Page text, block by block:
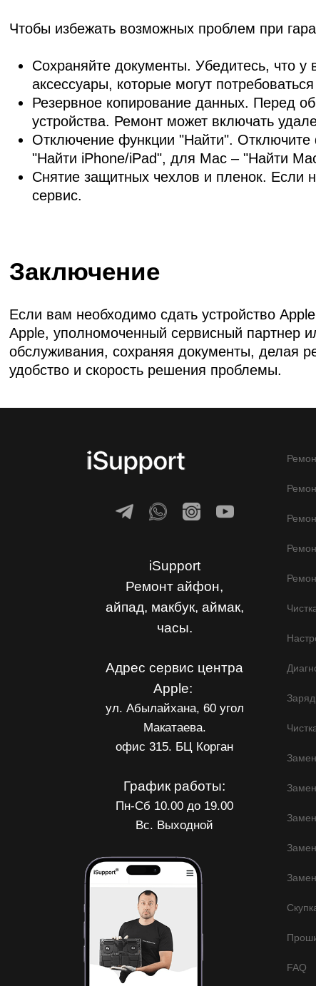
Чтобы избежать возможных проблем при
Сохраняйте документы. Убедитесь, что у
аксессуары, которые могут
Резервное копирование данных. Перед
устройства. Ремонт может включать
Отключение функции "Найти". Отключите
"Найти iPhone/iPad", для Mac – "Найти
Снятие защитных чехлов и пленок. Если
сервис.
Заключение
Если вам необходимо сдать устройство
Apple, уполномоченный сервисный партнер
обслуживания, сохраняя документы, делая
удобство и скорость решения проблемы.
iSupport
Ремонт айфон,
айпад, макбук, аймак,
часы.
Адрес сервис центра
Apple:
ул. Абылайхана, 60 угол
Макатаева.
офис 315. БЦ Корган
График работы:
Пн-Сб 10.00 до 19.00
Вс. Выходной
FAQ